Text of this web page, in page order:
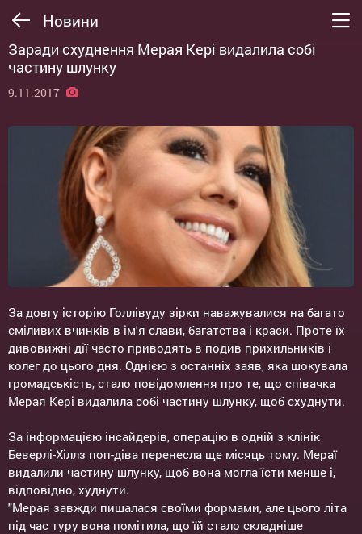
Новини
Заради схуднення Мерая Кері видалила собі
частину шлунку
9.11.2017
За довгу історію Голлівуду зірки наважувалися на багато
сміливих вчинків в ім'я слави, багатства і краси. Проте їх
дивовижні дії часто приводять в подив прихильників і
колег до цього дня. Однією з останніх заяв, яка шокувала
громадськість, стало повідомлення про те, що співачка
Мерая Кері видалила собі частину шлунку, щоб схуднути.
За інформацією інсайдерів, операцію в одній з клінік
Беверлі-Хіллз поп-діва перенесла ще місяць тому. Мераї
видалили частину шлунку, щоб вона могла їсти менше і,
відповідно, худнути.
"Мерая завжди пишалася своїми формами, але цього літа
під час туру вона помітила, що їй стало складніше